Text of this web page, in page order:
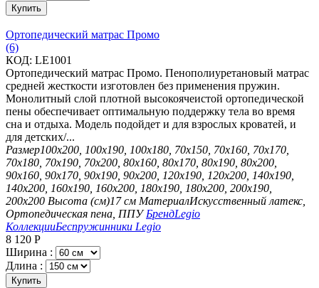
Купить
Ортопедический матрас Промо
(6)
КОД: LE1001
Ортопедический матрас Промо. Пенополиуретановый матрас
средней жесткости изготовлен без применения пружин.
Монолитный слой плотной высокоячеистой ортопедической
пены обеспечивает оптимальную поддержку тела во время
сна и отдыха. Модель подойдет и для взрослых кроватей, и
для детских/...
Размер100х200, 100х190, 100х180, 70х150, 70х160, 70х170,
70х180, 70х190, 70х200, 80х160, 80х170, 80х190, 80х200,
90х160, 90х170, 90х190, 90х200, 120х190, 120х200, 140х190,
140х200, 160х190, 160х200, 180х190, 180х200, 200х190,
200х200 Высота (см)17 см МатериалИскусственный латекс,
Ортопедическая пена, ППУ БрендLegio
КоллекцииБеспружинники Legio
8 120 Р
Ширина :
Длина :
Купить